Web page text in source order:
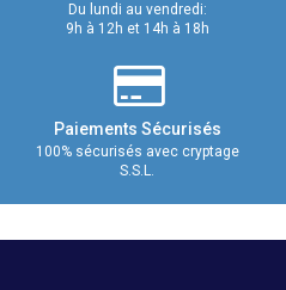
Du lundi au vendredi:
9h à 12h et 14h à 18h
Paiements Sécurisés
100% sécurisés avec cryptage
S.S.L.